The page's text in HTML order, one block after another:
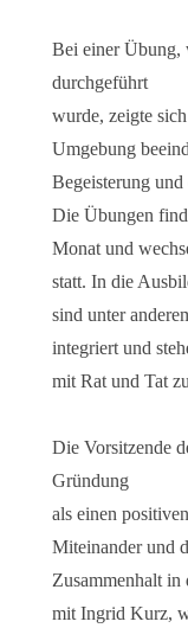
Bei einer Übung,
durchgeführt
wurde, zeigte
Umgebung
Begeisterung
Die Übungen
Monat und
statt. In die
sind unter
integriert und
mit Rat und Tat
Die Vorsitzende
Gründung
als einen
Miteinander und
Zusammenhalt in
mit Ingrid Kurz,